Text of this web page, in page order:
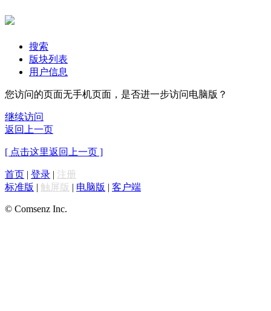
搜索
版块列表
用户信息
您访问的页面无手机页面，是否进一步访问电脑版？
继续访问
返回上一页
[ 点击这里返回上一页 ]
首页 | 登录 | 注册
标准版 | 触屏版 | 电脑版 | 客户端
© Comsenz Inc.